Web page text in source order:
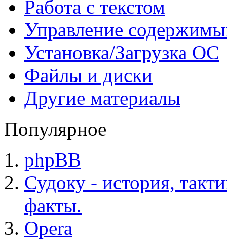
Работа с текстом
Управление
Установка/Загрузка ОС
Файлы и диски
Другие материалы
Популярное
phpBB
Судоку - история,
факты.
Opera